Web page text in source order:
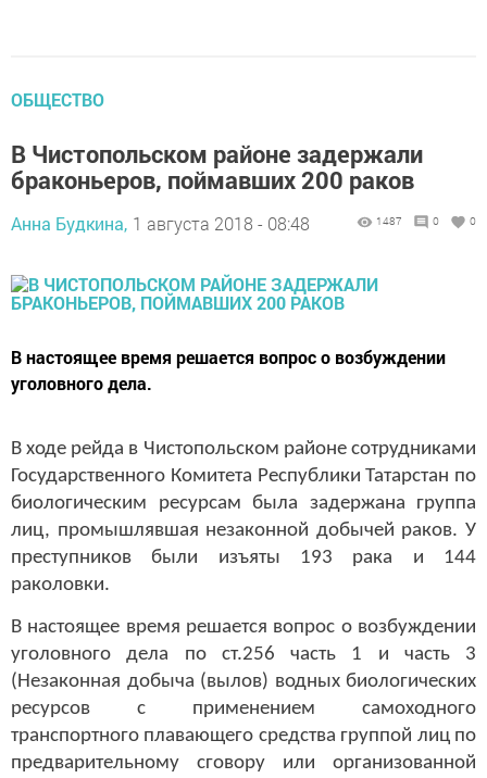
ОБЩЕСТВО
В Чистопольском районе задержали
браконьеров, поймавших 200 раков
Анна Будкина, 1 августа 2018 - 08:48 1487 0 0
В настоящее время решается вопрос о возбуждении
уголовного дела.
В ходе рейда в Чистопольском районе сотрудниками
Государственного Комитета Республики Татарстан по
биологическим ресурсам была задержана группа
лиц, промышлявшая незаконной добычей раков. У
преступников были изъяты 193 рака и 144
раколовки.
В настоящее время решается вопрос о возбуждении
уголовного дела по ст.256 часть 1 и часть 3
(Незаконная добыча (вылов) водных биологических
ресурсов с применением самоходного
транспортного плавающего средства группой лиц по
предварительному сговору или организованной